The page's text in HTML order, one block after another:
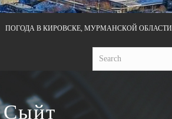
ПОГОДА В КИРОВСКЕ, МУРМАНСКОЙ ОБЛАСТИ
Сыйт